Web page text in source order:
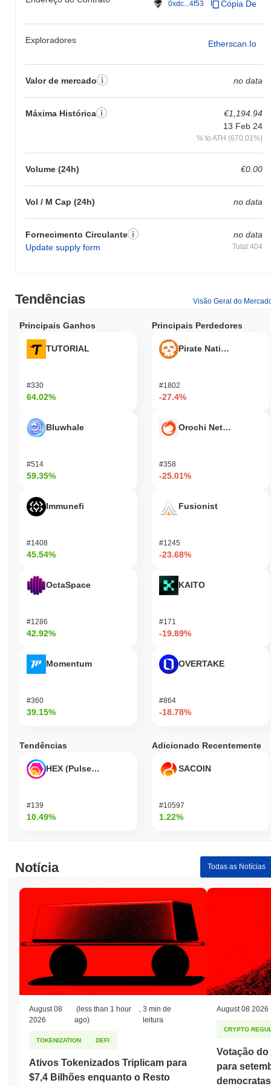
0xdc...4f53 Cópia De
Exploradores Etherscan.io
Valor de mercado no data
Máxima Histórica
€1,194.94
13 Feb 24
% to ATH (670.01%)
Volume (24h) €0.00
Vol / M Cap (24h) no data
Fornecimento Circulante
Update supply form
no data
Total:404
Tendências Visão Geral do
Principais Ganhos
TUTORIAL
#330
64.02%
Bluwhale
#514
59.35%
Immunefi
#1408
45.54%
OctaSpace
#1286
42.92%
Momentum
#360
39.15%
Principais Perdedores
Pirate Nation Token
#1802
-27.4%
Orochi Network
#358
-25.01%
Fusionist
#1245
-23.68%
KAITO
#171
-19.89%
OVERTAKE
#864
-18.78%
Tendências
HEX (Pulsechain)
#139
10.49%
Adicionado Recentemente
SACOIN
#10597
1.22%
Notícia Todas as Notícias
August 08
2026
(less than 1 hour
ago)
,3 min de
leitura
TOKENIZATION DEFI
Ativos Tokenizados Triplicam para
$7,4 Bilhões enquanto o Resto
August 08 2026
CRYPTO
Votação do
para